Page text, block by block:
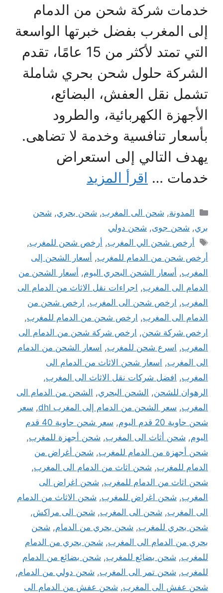
خدمات شركة شحن من الدمام
إلى المغرب بفضل خبرتها الواسعة
التي تمتد لأكثر من 15 عامًا، تقدم
الشركة حلول شحن بحري شاملة
تشمل نقل العفش، البضائع،
الأجهزة الكهربائية، والطرود
بأسعار تنافسية وخدمة لا تضاهى.
يهدف التالي إلى استعراض
خدمات … اقرأ المزيد
التصنيفات
المدونة, شحن الى المغرب, شحن بحري, شحن
بري, شحن جوى, شحن دولي
الوسوم
أرخص شحن الي المغرب, أرخص شحن للمغرب,
أرخص شحن من الدمام للمغرب, أسعار الشحن إلى
المغرب, أسعار الشحن البحري اليوم, أسعار الشحن من
الدمام الى المغرب, اجراءات نقل الاثاث من الدمام الى
المغرب, ارخص شحن الى المغرب, ارخص شحن من
الدمام الى المغرب, ارخص شحن من الدمام للمغرب,
ارخص شركة شحن, ارخص شركة شحن من الدمام الى
المغرب, اسرع شحن للمغرب, اسعار الشحن من الدمام
الى المغرب, اسعار شحن الاثاث من الدمام الى
المغرب, افضل شركات نقل الاثاث الى المغرب,
الرهوان للشحن, الشحن البحري, الشحن من الدمام الى
المغرب, سعر الشحن من الدمام إلى المغرب dhl , سعر
شحن حاوية 20 قدم اليوم
,
سعر شحن حاوية 40 قدم
اليوم, شحن أثاث الى المغرب, شحن أجهزة للمغرب,
شحن أجهزة من الدمام للمغرب, شحن أغراض من
الدمام للمغرب, شحن اثاث من الدمام الى المغرب,
شحن اثاث من الدمام للمغرب, شحن اغراض الى
المغرب, شحن اغراض للمغرب, شحن الاثاث من الدمام
الى المغرب, شحن الى المغرب, شحن الى مراكش,
شحن بحري للمغرب, شحن بحري من الدمام, شحن
بحري من الدمام الى المغرب, شحن بحري من الدمام
للمغرب, شحن بضائع للمغرب, شحن بضائع من الدمام
للمغرب, شحن تمر الى المغرب, شحن دولي من الدمام,
شحن عفش الى المغرب, شحن عفش من الدمام الى